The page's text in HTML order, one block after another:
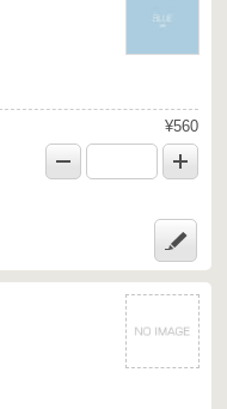
¥560